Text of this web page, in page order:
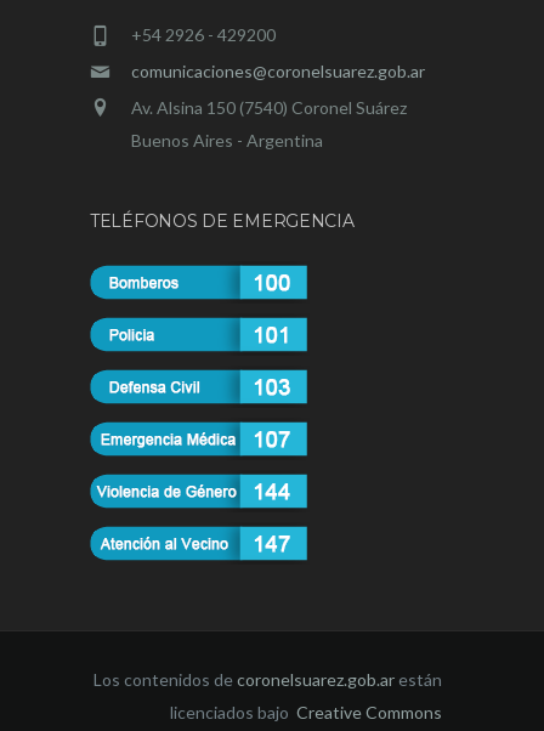
+54 2926 - 429200
comunicaciones@coronelsuarez.gob.ar
Av. Alsina 150 (7540) Coronel Suárez
Buenos Aires - Argentina
TELÉFONOS DE EMERGENCIA
Los contenidos decoronelsuarez.gob.ar están
licenciados bajo Creative Commons